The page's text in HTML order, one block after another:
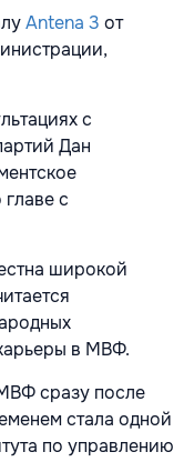
Antena 3 от
с
Дан
с
широкой
в МВФ.
сразу после
стала одной
по управлению